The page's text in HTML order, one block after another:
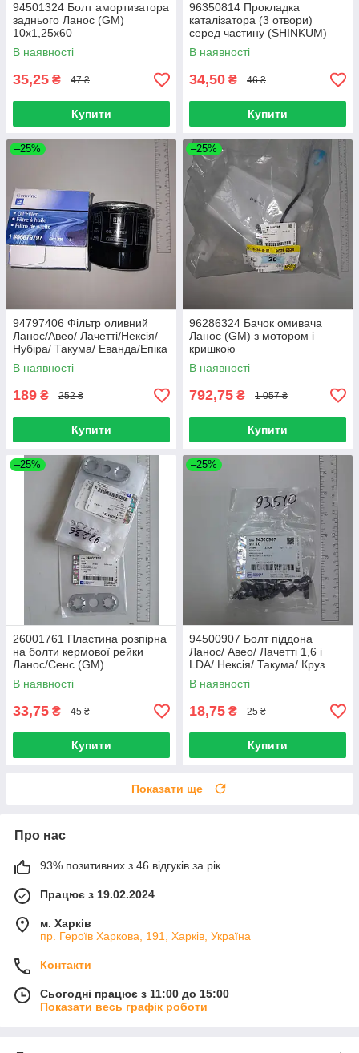
94501324 Болт амортизатора
заднього Ланос (GM)
10х1,25х60
В наявності
35,25 ₴ 47 ₴
Купити
96350814 Прокладка
каталізатора (3 отвори)
серед частину (SHINKUM)
металеталу Ланос/ Лачетті/
Леганза/ Нубіру
В наявності
34,50 ₴ 46 ₴
Купити
–25%
94797406 Фільтр оливний
Ланос/Авео/ Лачетті/Нексія/
Нубіра/ Такума/ Еванда/Епіка
(GM)
В наявності
189 ₴ 252 ₴
Купити
–25%
96286324 Бачок омивача
Ланос (GM) з мотором і
кришкою
В наявності
792,75 ₴ 1 057 ₴
Купити
–25%
26001761 Пластина розпірна
на болти кермової рейки
Ланос/Сенс (GM)
В наявності
33,75 ₴ 45 ₴
Купити
–25%
94500907 Болт піддона
Ланос/ Авео/ Лачетті 1,6 і
LDA/ Нексія/ Такума/ Круз
(GM)
В наявності
18,75 ₴ 25 ₴
Купити
Показати ще
Про нас
93% позитивних з 46 відгуків за рік
Працює з 19.02.2024
м. Харків
пр. Героїв Харкова, 191, Харків, Україна
Контакти
Сьогодні працює з 11:00 до 15:00
Показати весь графік роботи